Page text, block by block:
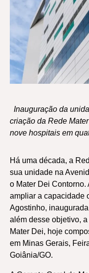
Inauguração da
criação da Rede
nove hospitais em
Há uma década, a
sua unidade na
o Mater Dei
ampliar a capacidade
Agostinho,
além desse objetivo,
Mater Dei, hoje
em Minas Gerais,
Goiânia/GO.